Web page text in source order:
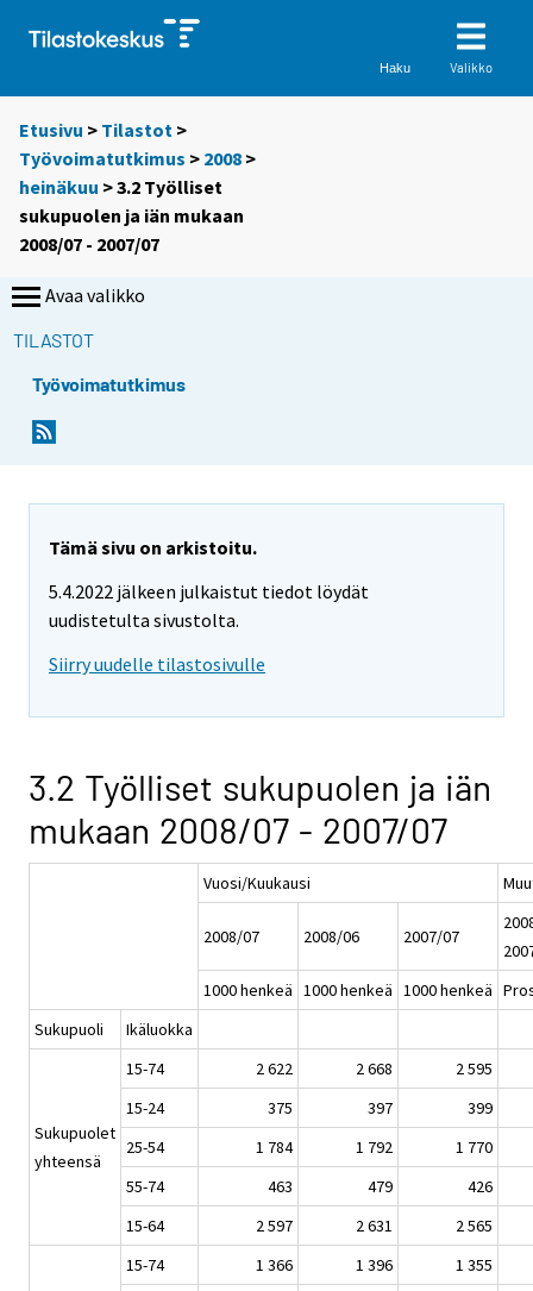
Haku Valikko
Etusivu > Tilastot >
Työvoimatutkimus > 2008 >
heinäkuu > 3.2 Työlliset
sukupuolen ja iän mukaan
2008/07 - 2007/07
Avaa valikko
TILASTOT
Työvoimatutkimus
Tämä sivu on arkistoitu.
5.4.2022 jälkeen julkaistut tiedot löydät
uudistetulta sivustolta.
Siirry uudelle tilastosivulle
3.2 Työlliset sukupuolen ja iän
mukaan 2008/07 - 2007/07
Vuosi/Kuukausi
2008/07 2008/06 2007/07
1000 henkeä 1000 henkeä 1000 henkeä
Sukupuoli
Ikäluokka
Sukupuolet
yhteensä
15-74 2 622 2 668
2 595
15-24
375 397
399
25-54
1 784 1 792
1 770
55-74
463 479
426
15-64
2 597 2 631 2 565
15-74 1 366 1 396
1 355